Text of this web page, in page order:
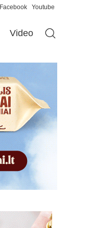
Facebook Youtube
Video